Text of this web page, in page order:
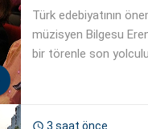
Türk edebiyatının
müzisyen Bilgesu
bir törenle son
 3 saat önce